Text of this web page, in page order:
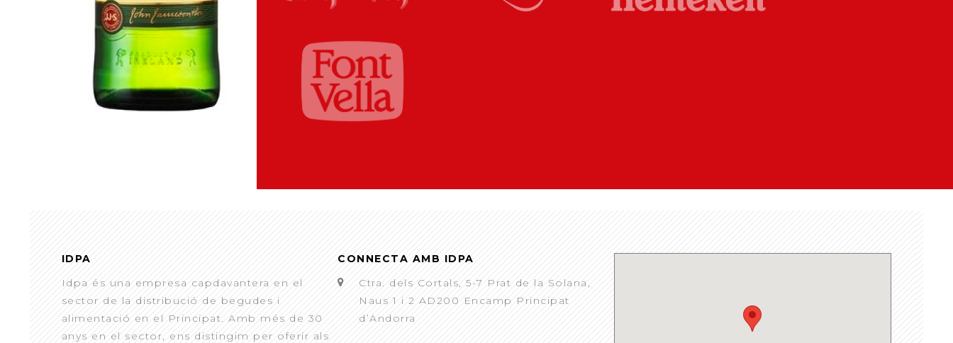
IDPA
Idpa és una empresa capdavantera en el
sector de la distribució de begudes i
alimentació en el Principat. Amb més de 30
anys en el sector, ens distingim per oferir als
CONNECTA AMB IDPA
Ctra. dels Cortals, 5-7 Prat de la Solana,
Naus 1 i 2 AD200 Encamp Principat
d’Andorra